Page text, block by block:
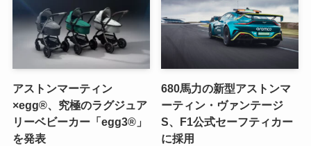
アストンマーティン
×egg®、究極のラグジュア
リーベビーカー「egg3®」
を発表
680馬力の新型アストンマ
ーティン・ヴァンテージ
S、F1公式セーフティカー
に採用